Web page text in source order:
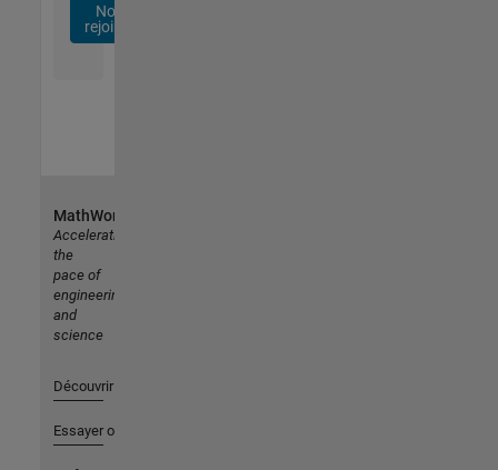
Nous
rejoindre
MathWorks
Accelerating
the
pace of
engineering
and
science
Découvrir les produits
Essayer ou acheter